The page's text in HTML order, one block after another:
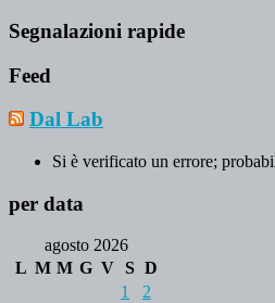
Segnalazioni rapide
Feed
Dal Lab
Si è verificato un errore;
per data
agosto 2026
L M M G V S D
1
2